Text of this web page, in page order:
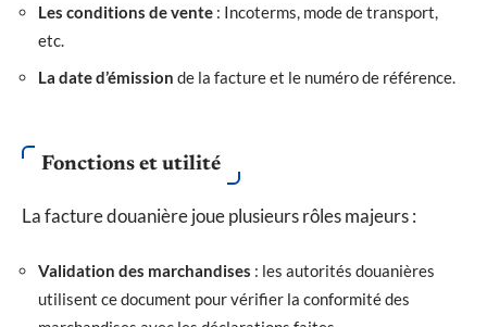
Les conditions de vente : Incoterms, mode de transport,
etc.
La date d’émission de la facture et le numéro de référence.
Fonctions et utilité
La facture douanière joue plusieurs rôles majeurs :
Validation des marchandises : les autorités douanières
utilisent ce document pour vérifier la conformité des